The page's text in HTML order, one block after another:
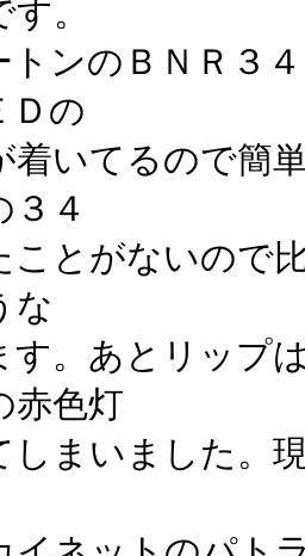
。
トンのＢＮＲ３
Ｄの
着いてるので簡
３４
ことがないので
な
す。あとリップ
赤色灯
しまいました。